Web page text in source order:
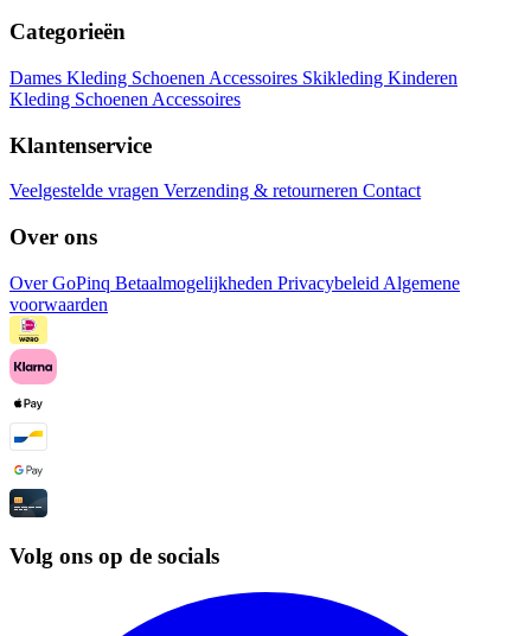
Categorieën
Dames Kleding Schoenen Accessoires Skikleding Kinderen
Kleding Schoenen Accessoires
Klantenservice
Veelgestelde vragen Verzending & retourneren Contact
Over ons
Over GoPinq Betaalmogelijkheden Privacybeleid Algemene
voorwaarden
Volg ons op de socials